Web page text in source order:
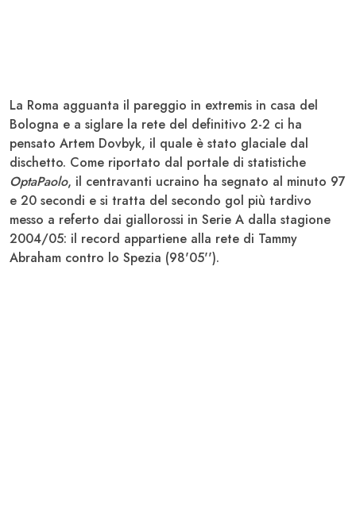
La Roma agguanta il pareggio in extremis in casa del
Bologna e a siglare la rete del definitivo 2-2 ci ha
pensato Artem Dovbyk, il quale è stato glaciale dal
dischetto. Come riportato dal portale di statistiche
OptaPaolo, il centravanti ucraino ha segnato al minuto 97
e 20 secondi e si tratta del secondo gol più tardivo
messo a referto dai giallorossi in Serie A dalla stagione
2004/05: il record appartiene alla rete di Tammy
Abraham contro lo Spezia (98'05'').